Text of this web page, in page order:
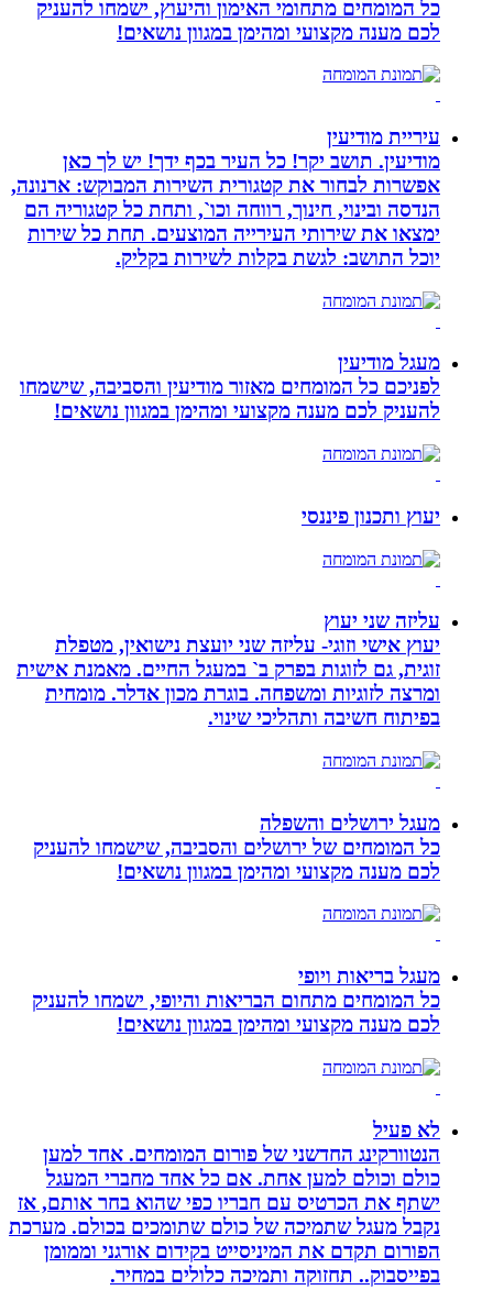
כל המומחים מתחומי האימון והיעוץ, ישמחו להעניק
לכם מענה מקצועי ומהימן במגוון נושאים!
עיריית מודיעין
מודיעין. תושב יקר! כל העיר בכף ידך! יש לך כאן
אפשרות לבחור את קטגורית השירות המבוקש: ארנונה,
הנדסה ובינוי, חינוך, רווחה וכו`, ותחת כל קטגוריה הם
ימצאו את שירותי העירייה המוצעים. תחת כל שירות
יוכל התושב: לגשת בקלות לשירות בקליק.
מעגל מודיעין
לפניכם כל המומחים מאזור מודיעין והסביבה, שישמחו
להעניק לכם מענה מקצועי ומהימן במגוון נושאים!
יעוץ ותכנון פיננסי
עליזה שני יעוץ
יעוץ אישי וזוגי- עליזה שני יועצת נישואין, מטפלת
זוגית, גם לזוגות בפרק ב` במעגל החיים. מאמנת אישית
ומרצה לזוגיות ומשפחה. בוגרת מכון אדלר. מומחית
בפיתוח חשיבה ותהליכי שינוי.
מעגל ירושלים והשפלה
כל המומחים של ירושלים והסביבה, שישמחו להעניק
לכם מענה מקצועי ומהימן במגוון נושאים!
מעגל בריאות ויופי
כל המומחים מתחום הבריאות והיופי, ישמחו להעניק
לכם מענה מקצועי ומהימן במגוון נושאים!
לא פעיל
הנטוורקינג החדשני של פורום המומחים. אחד למען
כולם וכולם למען אחת. אם כל אחד מחברי המעגל
ישתף את הכרטיס עם חבריו כפי שהוא בחר אותם, אז
נקבל מעגל שתמיכה של כולם שתומכים בכולם. מערכת
הפורום תקדם את המיניסייט בקידום אורגני וממומן
בפייסבוק.. תחזוקה ותמיכה כלולים במחיר.